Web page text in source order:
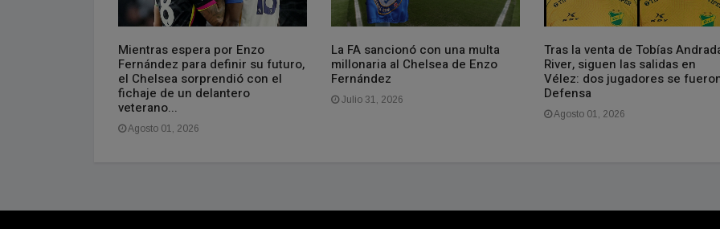
Mientras espera por Enzo
Fernández para definir su futuro,
el Chelsea sorprendió con el
fichaje de un delantero
veterano...
Agosto 01, 2026
La FA sancionó con una multa
millonaria al Chelsea de Enzo
Fernández
Julio 31, 2026
Tras la venta de Tobías
River, siguen las salidas en
Vélez: dos jugadores se
Defensa
Agosto 01, 2026